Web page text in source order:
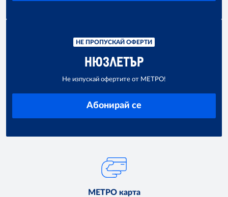
НЕ ПРОПУСКАЙ ОФЕРТИ
НЮЗЛЕТЪР
Не изпускай офертите от МЕТРО!
Абонирай се
МЕТРО карта